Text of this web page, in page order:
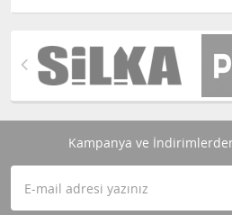
Kampanya ve